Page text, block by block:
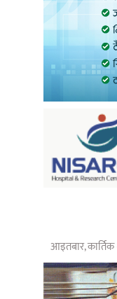
आइतबार,